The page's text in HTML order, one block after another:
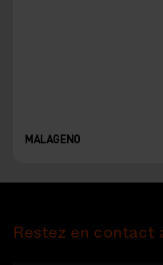
MALAGENO
Restez en contact